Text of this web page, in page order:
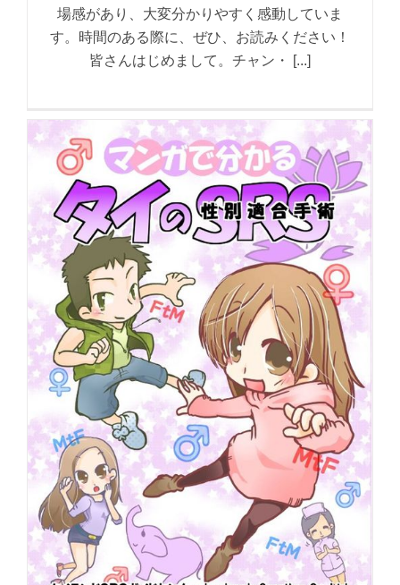
場感があり、大変分かりやすく感動していま
す。時間のある際に、ぜひ、お読みください！
皆さんはじめまして。チャン・ [...]